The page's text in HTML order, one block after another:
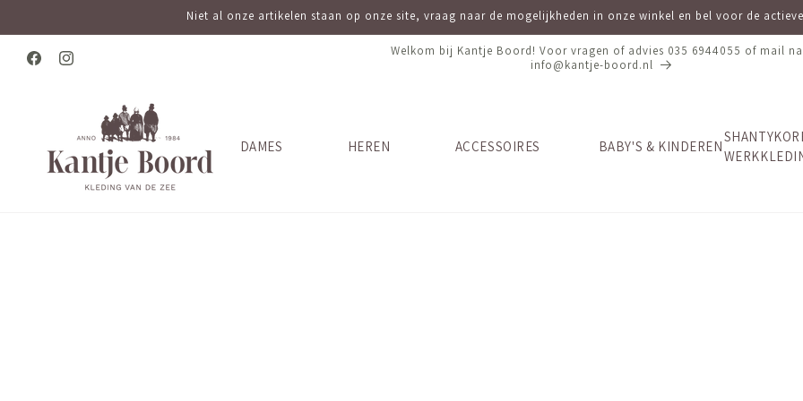
content
Niet al onze artikelen staan op onze site, vraag naar de mogelijkheden in onze winkel en bel voor de
FacebookInstagram
Welkom bij Kantje Boord! Voor vragen of advies 035 6944055 of mail
info@kantje-boord.nl
DAMES HEREN ACCESSOIRES BABY'S & KINDEREN